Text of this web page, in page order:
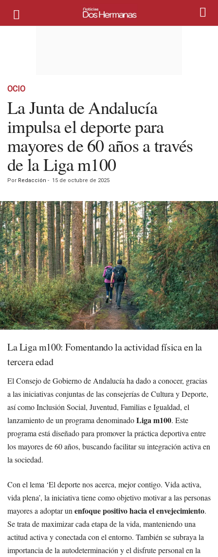
OCIO
La Junta de Andalucía
impulsa el deporte para
mayores de 60 años a través
de la Liga m100
Por Redacción - 15 de octubre de 2025
La Liga m100: Fomentando la actividad física en la
tercera edad
El Consejo de Gobierno de Andalucía ha dado a conocer, gracias
a las iniciativas conjuntas de las consejerías de Cultura y Deporte,
así como Inclusión Social, Juventud, Familias e Igualdad, el
lanzamiento de un programa denominadoLiga m100. Este
programa está diseñado para promover la práctica deportiva entre
los mayores de 60 años, buscando facilitar su integración activa en
la sociedad.
Con el lema ‘El deporte nos acerca, mejor contigo. Vida activa,
vida plena’, la iniciativa tiene como objetivo motivar a las personas
mayores a adoptar un enfoque positivo hacia el envejecimiento.
Se trata de maximizar cada etapa de la vida, manteniendo una
actitud activa y conectada con el entorno. También se subraya la
importancia de la autodeterminación y el disfrute personal en la